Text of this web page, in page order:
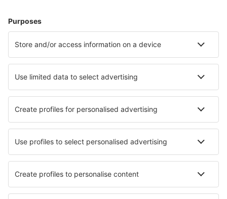
Cele mai căutate hoteluri de către utilizatorii eSky
Hoteluri în Irlanda - Orașe populare
Hoteluri în Galway Hoteluri în Killarney
Hoteluri în Kenmare Hoteluri în Clifden
Hoteluri Carrowkennedy Hoteluri în Carrigart
Hoteluri în Macroom Hoteluri în Clarinbridge
Cele mai bune hoteluri - orașe